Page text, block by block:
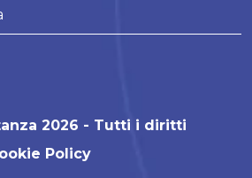
2026 - Tutti i diritti
Policy